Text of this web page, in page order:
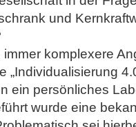
und
komplexere
„Individualisierung
ein persönliches
wurde eine